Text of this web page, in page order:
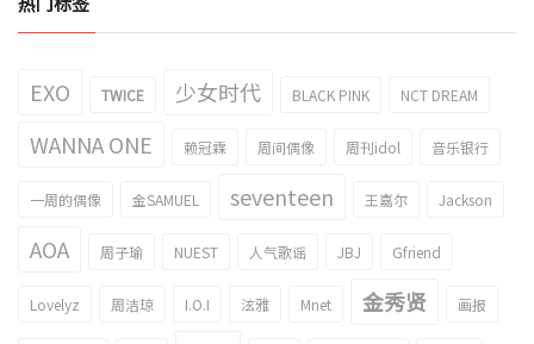
EXO TWICE 少女时代 BLACK PINK NCT DREAM
WANNA ONE 赖冠霖 周间偶像 周刊idol 音乐银行
一周的偶像 金SAMUEL seventeen 王嘉尔 Jackson
AOA 周子瑜 NUEST 人气歌谣 JBJ Gfriend
Lovelyz 周洁琼 I.O.I 泫雅 Mnet 金秀贤 画报